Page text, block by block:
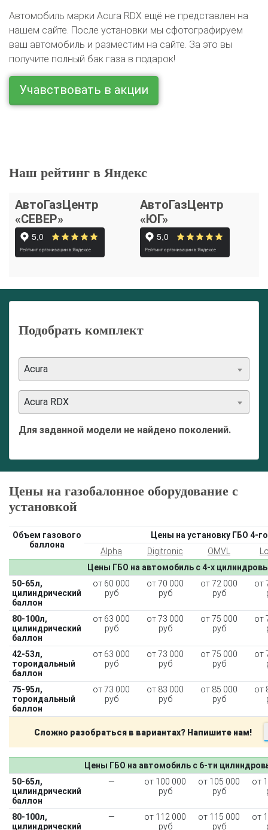
Автомобиль марки Acura RDX ещё не представлен на
нашем сайте. После установки мы сфотографируем
ваш автомобиль и разместим на сайте. За это вы
получите полный бак газа в подарок!
Учавствовать в акции
Наш рейтинг в Яндекс
АвтоГазЦентр
«СЕВЕР»
АвтоГазЦентр
«ЮГ»
Подобрать комплект
Acura
Acura RDX
Для заданной модели не найдено поколений.
Цены на газобалонное оборудование с
установкой
Объем газового
баллона
Цены на установку ГБО 4-
Alpha
Digitronic OMVL
Цены ГБО на автомобиль с 4-х
50-65л,
цилиндрический
баллон
от 60 000
руб
от 70 000
руб
от 72 000
руб
от
80-100л,
цилиндрический
баллон
от 63 000
руб
от 73 000
руб
от 75 000
руб
от
42-53л,
тороидальный
баллон
от 63 000
руб
от 73 000
руб
от 75 000
руб
от
75-95л,
тороидальный
баллон
от 73 000
руб
от 83 000
руб
от 85 000
руб
от
Сложно разобраться в вариантах? Напишите нам!
Цены ГБО на автомобиль с 6-ти
50-65л,
цилиндрический
баллон
—
от 100 000
руб
от 105 000
руб
от
80-100л,
цилиндрический
—
от 112 000
руб
от 115 000
руб
от